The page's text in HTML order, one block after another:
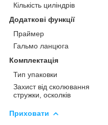
Кількість циліндрів
Додаткові функції
Праймер
Гальмо ланцюга
Комплектація
Тип упаковки
Захист від сколювання
стружки, осколків
Приховати